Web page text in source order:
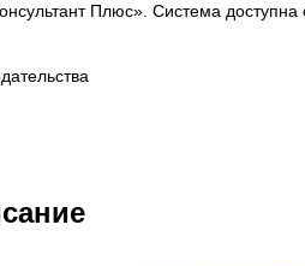
Плюс». Система